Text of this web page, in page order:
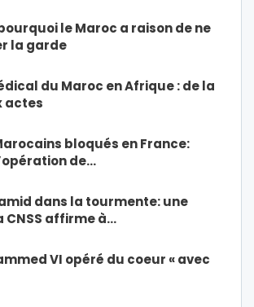
le Maroc a raison de ne
la garde
du Maroc en Afrique : de la
actes
bloqués en France:
de…
dans la tourmente: une
CNSS affirme à…
VI opéré du coeur « avec